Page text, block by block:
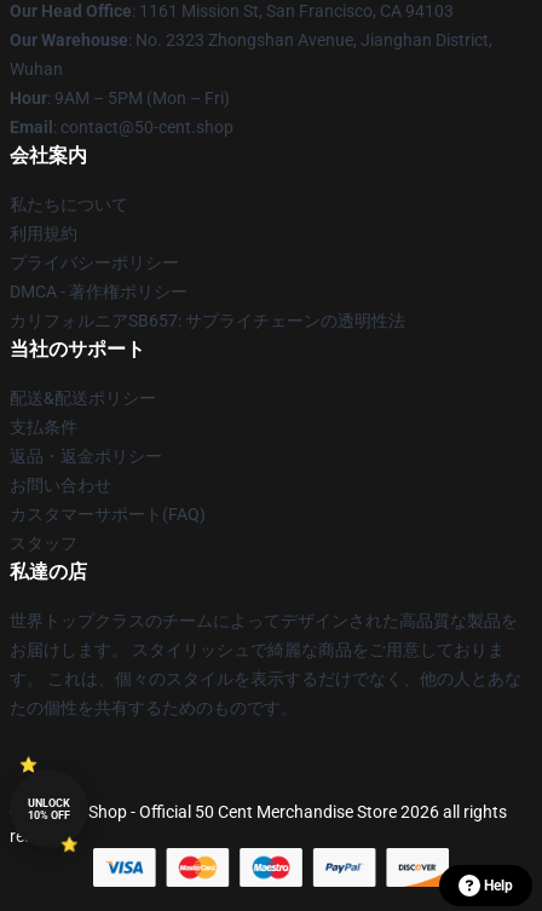
Our Head Office: 1161 Mission St, San Francisco, CA 94103
Our Warehouse: No. 2323 Zhongshan Avenue, Jianghan District,
Wuhan
Hour: 9AM – 5PM (Mon – Fri)
Email : contact@50-cent.shop
会社案内
私たちについて
利用規約
プライバシーポリシー
DMCA - 著作権ポリシー
カリフォルニアSB657: サプライチェーンの透明性法
当社のサポート
配送&配送ポリシー
支払条件
返品・返金ポリシー
お問い合わせ
カスタマーサポート(FAQ)
スタッフ
私達の店
世界トップクラスのチームによってデザインされた高品質な製品を
お届けします。 スタイリッシュで綺麗な商品をご用意しておりま
す。 これは、個々のスタイルを表示するだけでなく、他の人とあな
たの個性を共有するためのものです。
© 50 Cent Shop - Official 50 Cent Merchandise Store 2026 all rights
reserved
Help
UNLOCK
10% OFF